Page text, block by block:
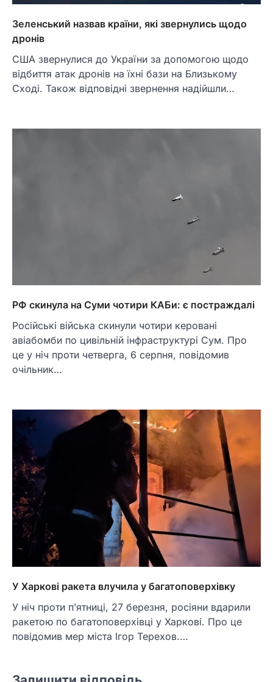
Зеленський назвав країни, які звернулись щодо
дронів
США звернулися до України за допомогою щодо
відбиття атак дронів на їхні бази на Близькому
Сході. Також відповідні звернення надійшли…
РФ скинула на Суми чотири КАБи: є постраждалі
Російські війська скинули чотири керовані
авіабомби по цивільній інфраструктурі Сум. Про
це у ніч проти четверга, 6 серпня, повідомив
очільник…
У Харкові ракета влучила у багатоповерхівку
У ніч проти п’ятниці, 27 березня, росіяни вдарили
ракетою по багатоповерхівці у Харкові. Про це
повідомив мер міста Ігор Терехов.…